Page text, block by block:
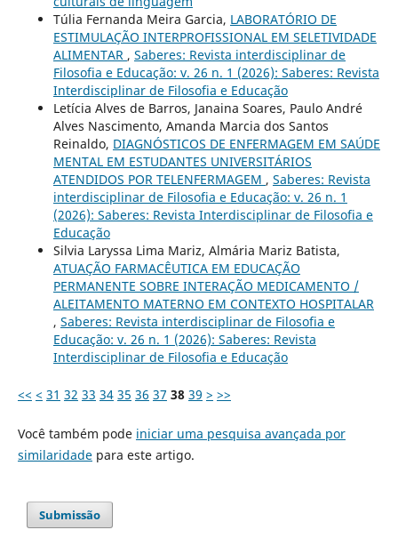
Túlia Fernanda Meira Garcia, LABORATÓRIO DE
ESTIMULAÇÃO INTERPROFISSIONAL EM SELETIVIDADE
ALIMENTAR , Saberes: Revista interdisciplinar de
Filosofia e Educação: v. 26 n. 1 (2026): Saberes: Revista
Interdisciplinar de Filosofia e Educação
Letícia Alves de Barros, Janaina Soares, Paulo André
Alves Nascimento, Amanda Marcia dos Santos
Reinaldo, DIAGNÓSTICOS DE ENFERMAGEM EM SAÚDE
MENTAL EM ESTUDANTES UNIVERSITÁRIOS
ATENDIDOS POR TELENFERMAGEM , Saberes: Revista
interdisciplinar de Filosofia e Educação: v. 26 n. 1
(2026): Saberes: Revista Interdisciplinar de Filosofia e
Educação
Silvia Laryssa Lima Mariz, Almária Mariz Batista,
ATUAÇÃO FARMACÊUTICA EM EDUCAÇÃO
PERMANENTE SOBRE INTERAÇÃO MEDICAMENTO /
ALEITAMENTO MATERNO EM CONTEXTO HOSPITALAR
, Saberes: Revista interdisciplinar de Filosofia e
Educação: v. 26 n. 1 (2026): Saberes: Revista
Interdisciplinar de Filosofia e Educação
<< < 31 32 33 34 35 36 37 38 39 > >>
Você também pode iniciar uma pesquisa avançada por
similaridadepara este artigo.
Submissão